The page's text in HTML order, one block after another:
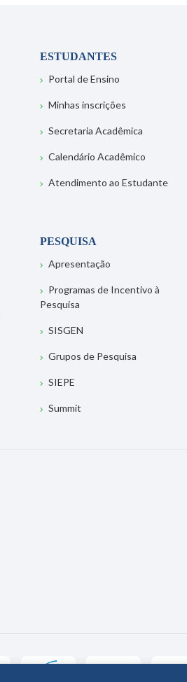
ESTUDANTES
Portal de Ensino
Minhas inscrições
Secretaria Acadêmica
Calendário Acadêmico
Atendimento ao Estudante
PESQUISA
Apresentação
Programas de Incentivo à
Pesquisa
SISGEN
Grupos de Pesquisa
SIEPE
Summit